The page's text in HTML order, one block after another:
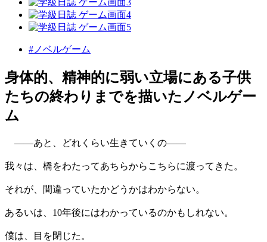
#ノベルゲーム
身体的、精神的に弱い立場にある子供
たちの終わりまでを描いたノベルゲー
ム
――あと、どれくらい生きていくの――
我々は、橋をわたってあちらからこちらに渡ってきた。
それが、間違っていたかどうかはわからない。
あるいは、10年後にはわかっているのかもしれない。
僕は、目を閉じた。